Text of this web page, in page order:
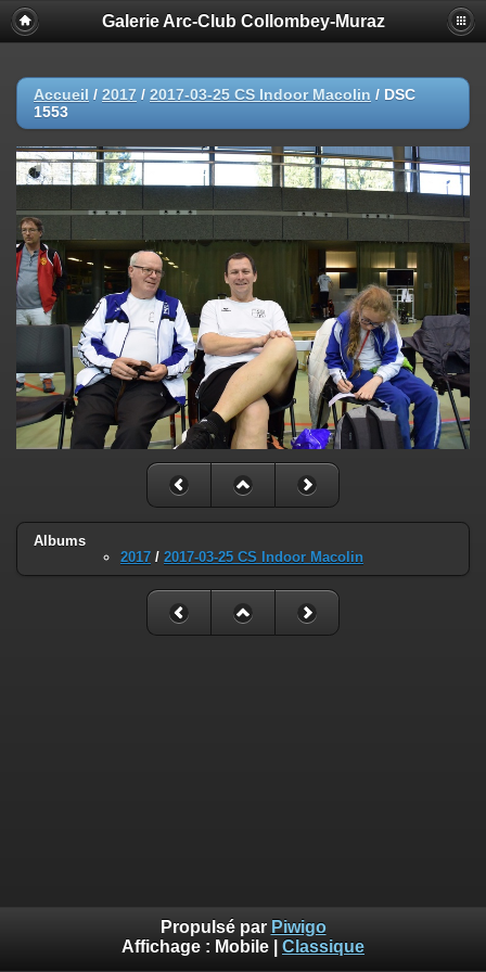
Galerie Arc-Club Collombey-Muraz
Accueil / 2017 / 2017-03-25 CS Indoor Macolin / DSC
1553
Albums
2017 / 2017-03-25 CS Indoor Macolin
Propulsé par Piwigo
Affichage : Mobile Classique